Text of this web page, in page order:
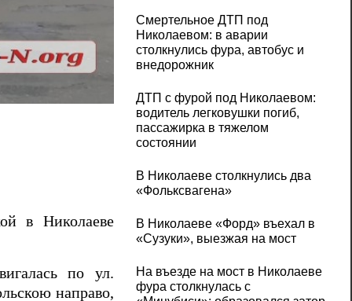
В центре Николаева девушка на
в Николаеве
по ул.
направо,
Смертельное ДТП под
Николаевом: в аварии
столкнулись фура, автобус и
внедорожник
ДТП с фурой под Николаевом:
водитель легковушки погиб,
пассажирка в тяжелом
состоянии
В Николаеве столкнулись два
«Фольксвагена»
В Николаеве «Форд» въехал в
«Сузуки», выезжая на мост
На въезде на мост в Николаеве
фура столкнулась с